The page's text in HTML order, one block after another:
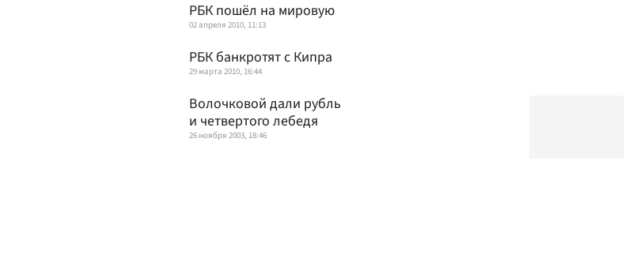
РБК пошёл на мировую
02 апреля 2010, 11:13
РБК банкротят с Кипра
29 марта 2010, 16:44
Волочковой дали рубль
и четвертого лебедя
26 ноября 2003, 18:46